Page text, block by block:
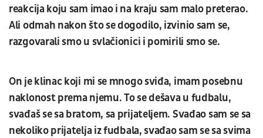
reakcija koju sam imao i na kraju sam malo preterao.
Ali odmah nakon što se dogodilo, izvinio sam se,
razgovarali smo u svlačionici i pomirili smo se.
On je klinac koji mi se mnogo sviđa, imam posebnu
naklonost prema njemu. To se dešava u fudbalu,
svađaš se sa bratom, sa prijateljem. Svađao sam se sa
nekoliko prijatelja iz fudbala, svađao sam se sa svima